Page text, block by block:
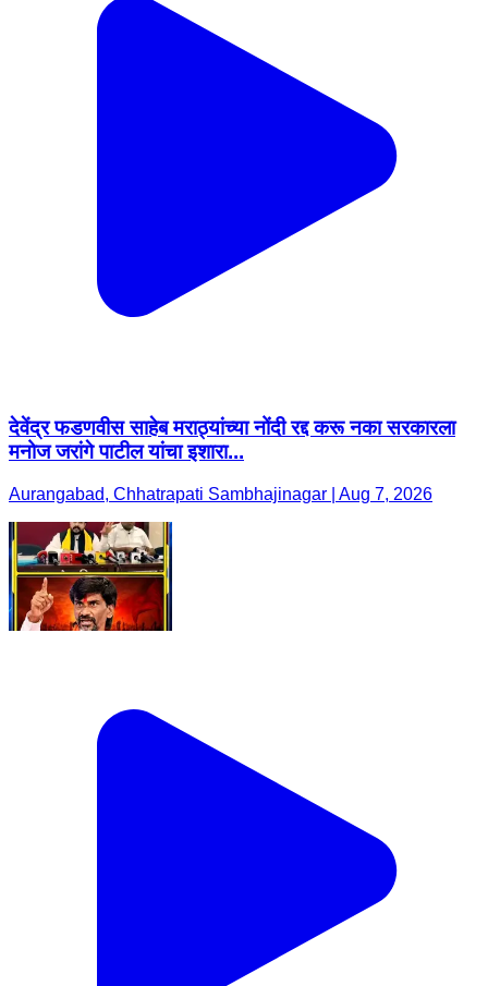
देवेंद्र फडणवीस साहेब मराठ्यांच्या नोंदी रद्द करू नका सरकारला
मनोज जरांगे पाटील यांचा इशारा...
Aurangabad, Chhatrapati Sambhajinagar | Aug 7, 2026